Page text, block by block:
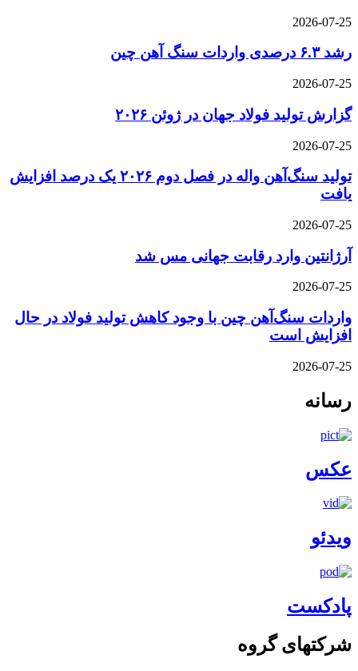
2026-07-25
رشد ۶.۳ درصدی واردات سنگ آهن چین
2026-07-25
گزارش تولید فولاد جهان در ژوئن ۲۰۲۶
2026-07-25
تولید سنگ‌آهن واله در فصل دوم ۲۰۲۶ یک درصد افزایش
یافت
2026-07-25
آرژانتین وارد رقابت جهانی مس شد
2026-07-25
واردات سنگ‌آهن چین با وجود کاهش تولید فولاد در حال
افزایش است
2026-07-25
رسانه
عکس
ویدئو
پادکست
شرکتهای گروه